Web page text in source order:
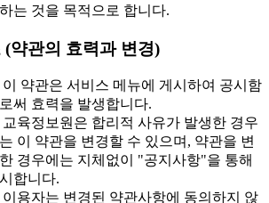
는 것을 목적으로 합니다.
(약관의 효력과 변경)
약관은 서비스 메뉴에 게시하여 공시함
써 효력을 발생합니다.
육정보원은 합리적 사유가 발생한 경우
이 약관을 변경할 수 있으며, 약관을 변
경우에는 지체없이 "공지사항"을 통해
합니다.
용자는 변경된 약관사항에 동의하지 않